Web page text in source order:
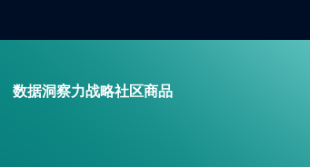
数据洞察力战略社区商品